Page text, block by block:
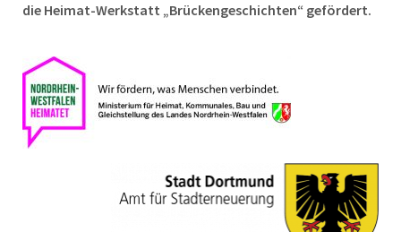
die Heimat-Werkstatt „Brückengeschichten“ gefördert.